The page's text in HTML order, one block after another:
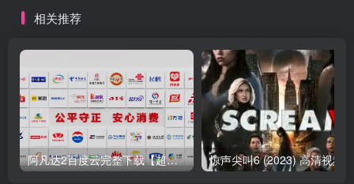
相关推荐
阿凡达2百度云完整下载【超蓝光1280P中字】无删减资源已完结